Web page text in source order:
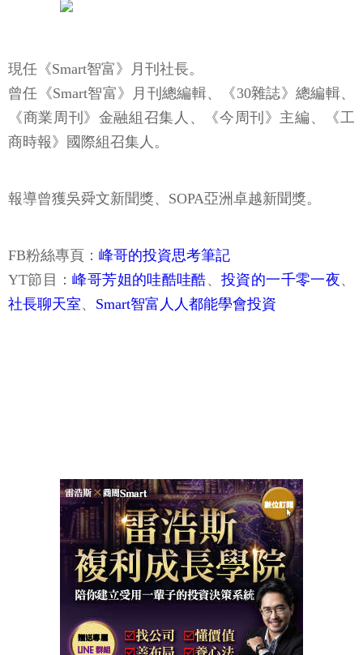
現任《Smart智富》月刊社長。
曾任《Smart智富》月刊總編輯、《30雜誌》總編輯、
《商業周刊》金融組召集人、《今周刊》主編、《工
商時報》國際組召集人。
報導曾獲吳舜文新聞獎、SOPA亞洲卓越新聞獎。
FB粉絲專頁： 峰哥的投資思考筆記
YT節目：峰哥芳姐的哇酷哇酷、投資的一千零一夜、
社長聊天室、 Smart智富人人都能學會投資